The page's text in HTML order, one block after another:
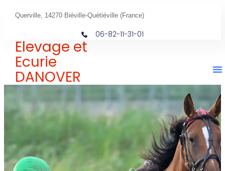
Querville, 14270 Biéville-Quétiéville (France)
06-82-11-31-01
Elevage et
Ecurie
DANOVER